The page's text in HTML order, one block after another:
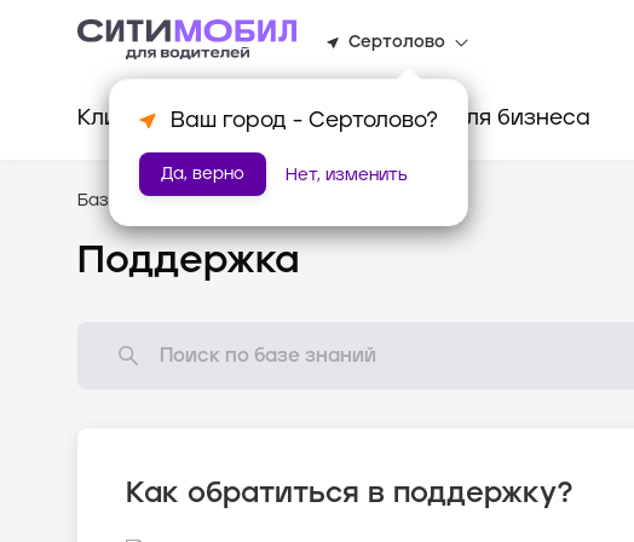
Сертолово
Ваш город - Сертолово?
Да, верно Нет, изменить
Клиентам Водителям Для бизнеса
База знаний /Помощь
Поддержка
Как обратиться в поддержку?